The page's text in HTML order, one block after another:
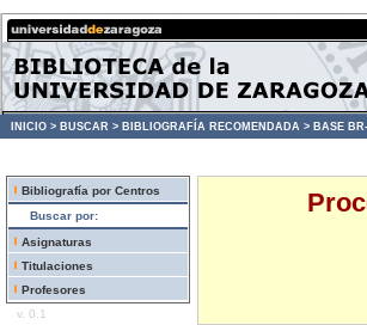
INICIO > BUSCAR > BIBLIOGRAFÍA RECOMENDADA > BASE
Bibliografía por Centros
Buscar por:
Asignaturas
Titulaciones
Profesores
v. 0.1